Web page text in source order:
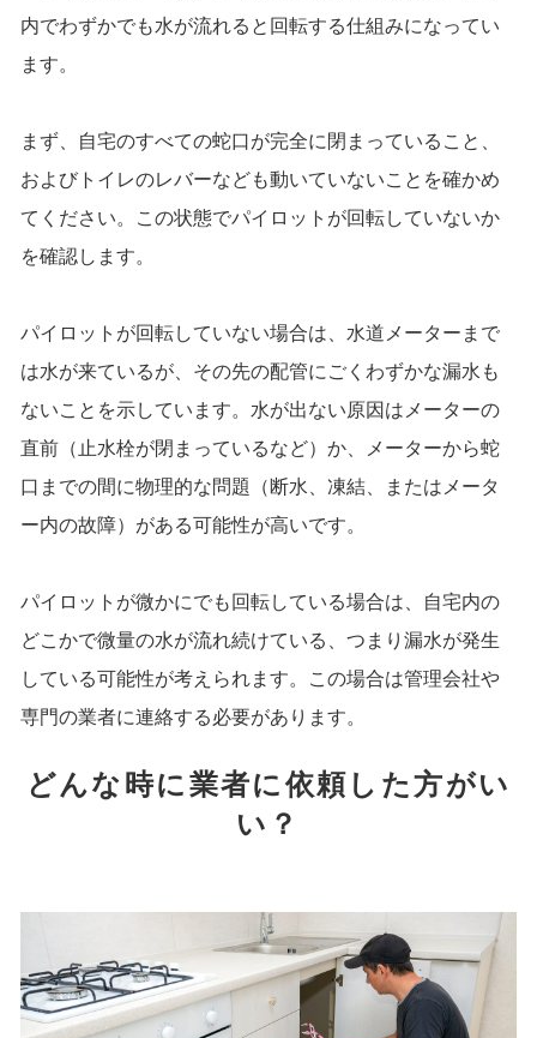
内でわずかでも水が流れると回転する仕組みになってい
ます。
まず、自宅のすべての蛇口が完全に閉まっていること、
およびトイレのレバーなども動いていないことを確かめ
てください。この状態でパイロットが回転していないか
を確認します。
パイロットが回転していない場合は、水道メーターまで
は水が来ているが、その先の配管にごくわずかな漏水も
ないことを示しています。水が出ない原因はメーターの
直前（止水栓が閉まっているなど）か、メーターから蛇
口までの間に物理的な問題（断水、凍結、またはメータ
ー内の故障）がある可能性が高いです。
パイロットが微かにでも回転している場合は、自宅内の
どこかで微量の水が流れ続けている、つまり漏水が発生
している可能性が考えられます。この場合は管理会社や
専門の業者に連絡する必要があります。
どんな時に業者に依頼した方がい
い？